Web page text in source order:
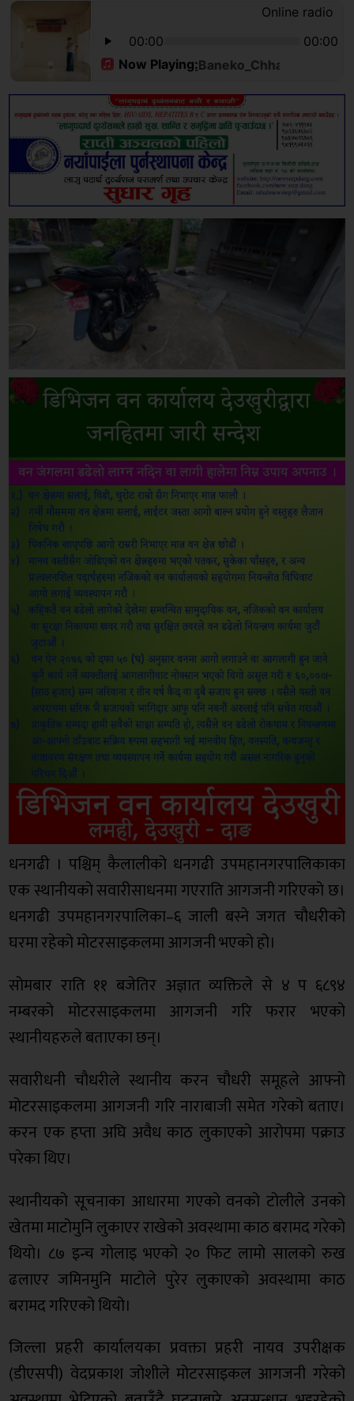
धनगढी । पश्चिम् कैलालीको धनगढी उपमहानगरपालिकाका
एक स्थानीयको सवारीसाधनमा गएराति आगजनी गरिएको छ।
धनगढी उपमहानगरपालिका–६ जाली बस्ने जगत चौधरीको
घरमा रहेको मोटरसाइकलमा आगजनी भएको हो।
सोमबार राति ११ बजेतिर अज्ञात व्यक्तिले से ४ प ६८९४
नम्बरको मोटरसाइकलमा आगजनी गरि फरार भएको
स्थानीयहरुले बताएका छन्।
सवारीधनी चौधरीले स्थानीय करन चौधरी समूहले आफ्नो
मोटरसाइकलमा आगजनी गरि नाराबाजी समेत गरेको बताए।
करन एक हप्ता अघि अवैध काठ लुकाएको आरोपमा पक्राउ
परेका थिए।
स्थानीयको सूचनाका आधारमा गएको वनको टोलीले उनको
खेतमा माटोमुनि लुकाएर राखेको अवस्थामा काठ बरामद गरेको
थियो। ८७ इन्च गोलाइ भएको २० फिट लामो सालको रुख
ढलाएर जमिनमुनि माटोले पुरेर लुकाएको अवस्थामा काठ
बरामद गरिएको थियो।
जिल्ला प्रहरी कार्यालयका प्रवक्ता प्रहरी नायव उपरीक्षक
(डीएसपी) वेदप्रकाश जोशीले मोटरसाइकल आगजनी गरेको